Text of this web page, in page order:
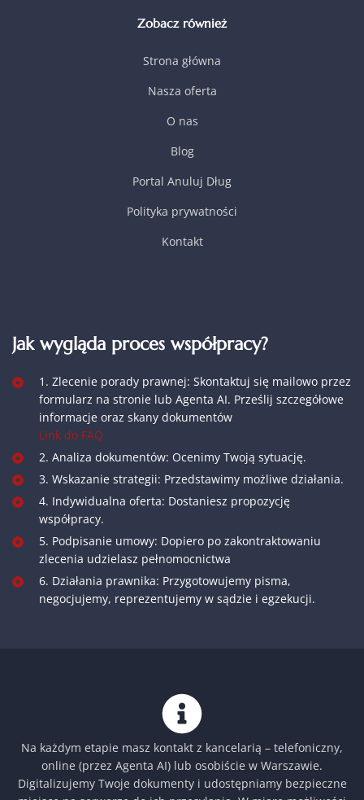
Zobacz również
Strona główna
Nasza oferta
O nas
Blog
Portal Anuluj Dług
Polityka prywatności
Kontakt
Jak wygląda proces współpracy?
1. Zlecenie porady prawnej: Skontaktuj się mailowo przez
formularz na stronie lub Agenta AI. Prześlij szczegółowe
informacje oraz skany dokumentów
Link do FAQ
2. Analiza dokumentów: Ocenimy Twoją sytuację.
3. Wskazanie strategii: Przedstawimy możliwe działania.
4. Indywidualna oferta: Dostaniesz propozycję
współpracy.
5. Podpisanie umowy: Dopiero po zakontraktowaniu
zlecenia udzielasz pełnomocnictwa
6. Działania prawnika: Przygotowujemy pisma,
negocjujemy, reprezentujemy w sądzie i egzekucji.
Na każdym etapie masz kontakt z kancelarią – telefoniczny,
online (przez Agenta AI) lub osobiście w Warszawie.
Digitalizujemy Twoje dokumenty i udostępniamy bezpieczne